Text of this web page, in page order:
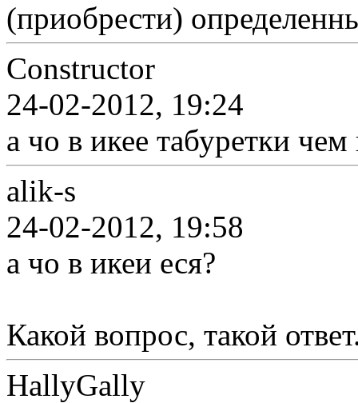
(приобрести)
Constructor
24-02-2012, 19:24
а чо в икее табуретки
alik-s
24-02-2012, 19:58
а чо в икеи еся?
Какой вопрос, такой
HallyGally